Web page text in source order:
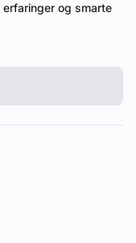
og smarte